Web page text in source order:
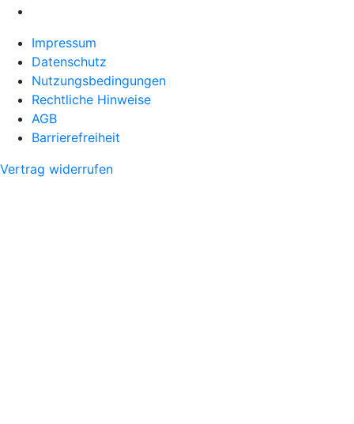
Impressum
Datenschutz
Nutzungsbedingungen
Rechtliche Hinweise
AGB
Barrierefreiheit
Vertrag widerrufen